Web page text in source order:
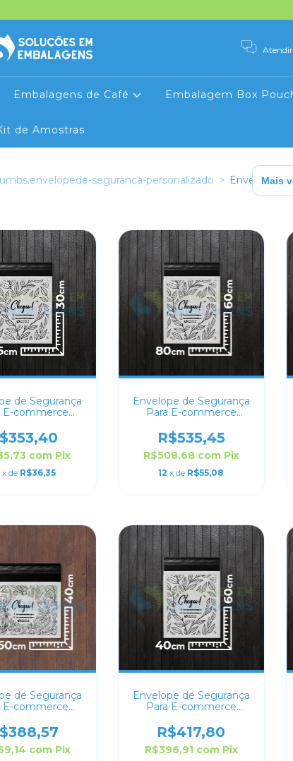
Embalagens de Café Embalagem Box
de Amostras
seguranca-personalizado > Envelope
de Segurança
E-commerce
com Pix
x de R$36,35
Envelope de Segurança
Para E-commerce
R$535,45
R$508,68 com Pix
12 x de R$55,08
de Segurança
E-commerce
com Pix
Envelope de Segurança
Para E-commerce
R$417,80
R$396,91 com Pix